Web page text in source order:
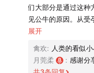
01:30- 中国饮奶变
10:10- 4个乳制品选
18:00- 乳制品是如何
白、乳脂肪、乳糖
们大部分是通过这种
见公牛的原因。从受
择优质精子，选择精
命运。看到这些我
品产业对于环境也
展开
禽欢: 人类的看似
月莞柔
: 感谢分